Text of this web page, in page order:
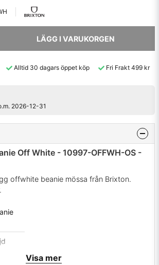
LÄGG I VARUKORGEN
Alltid 30 dagars öppet köp Fri Frakt 499 kr
2026-12-31
Off White - 10997-OFFWH-OS -
offwhite beanie mössa från Brixton.
Visa mer